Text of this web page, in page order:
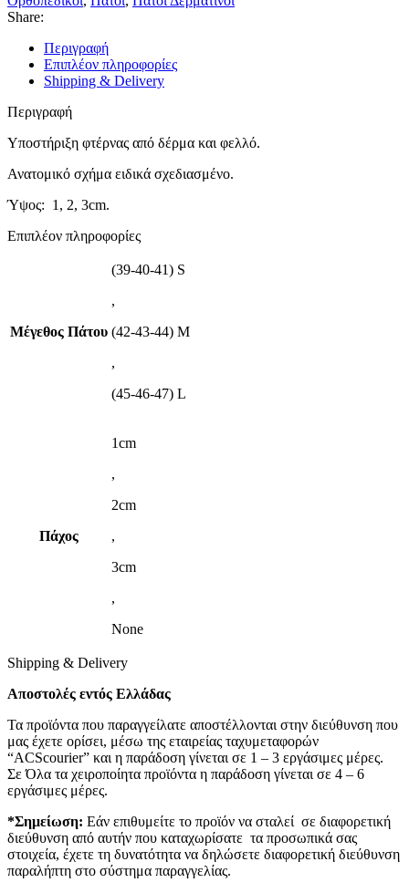
Share:
Περιγραφή
Επιπλέον πληροφορίες
Shipping & Delivery
Περιγραφή
Υποστήριξη φτέρνας από δέρμα και φελλό.
Ανατομικό σχήμα ειδικά σχεδιασμένο.
Ύψος: 1, 2, 3cm.
Επιπλέον πληροφορίες
Μέγεθος Πάτου
(39-40-41) S
,
(42-43-44) M
,
(45-46-47) L
Πάχος
1cm
,
2cm
,
3cm
,
None
Shipping & Delivery
Αποστολές εντός Ελλάδας
Τα προϊόντα που παραγγείλατε αποστέλλονται στην διεύθυνση που
μας έχετε ορίσει, μέσω της εταιρείας ταχυμεταφορών
“ACScourier” και η παράδοση γίνεται σε 1 – 3 εργάσιμες μέρες.
Σε Όλα τα χειροποίητα προϊόντα η παράδοση γίνεται σε 4 – 6
εργάσιμες μέρες.
*Σημείωση: Εάν επιθυμείτε το προϊόν να σταλεί σε διαφορετική
διεύθυνση από αυτήν που καταχωρίσατε τα προσωπικά σας
στοιχεία, έχετε τη δυνατότητα να δηλώσετε διαφορετική διεύθυνση
παραλήπτη στο σύστημα παραγγελίας.